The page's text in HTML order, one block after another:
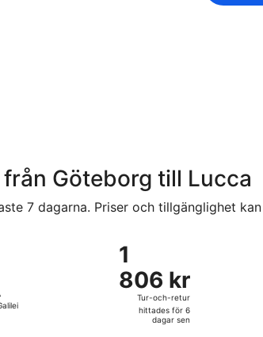
Göteborg till Lucca
7 dagarna. Priser och tillgänglighet
1
806 kr
Tur-
och-
retur,
hittades
1
806 kr
Tur-och-retur
hittades för 6
dagar sen